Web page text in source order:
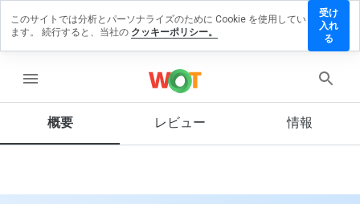
menu
概要 レビュー 情報
ーを残す
ウェ
を1
このサイトでは分析とパーソナライズのために Cookie を使用してい
ます。 続行すると、当社の クッキーポリシー。
受け
入れ
る